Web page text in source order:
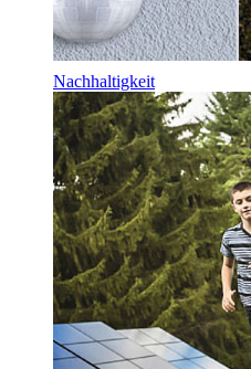
Nachhaltigkeit